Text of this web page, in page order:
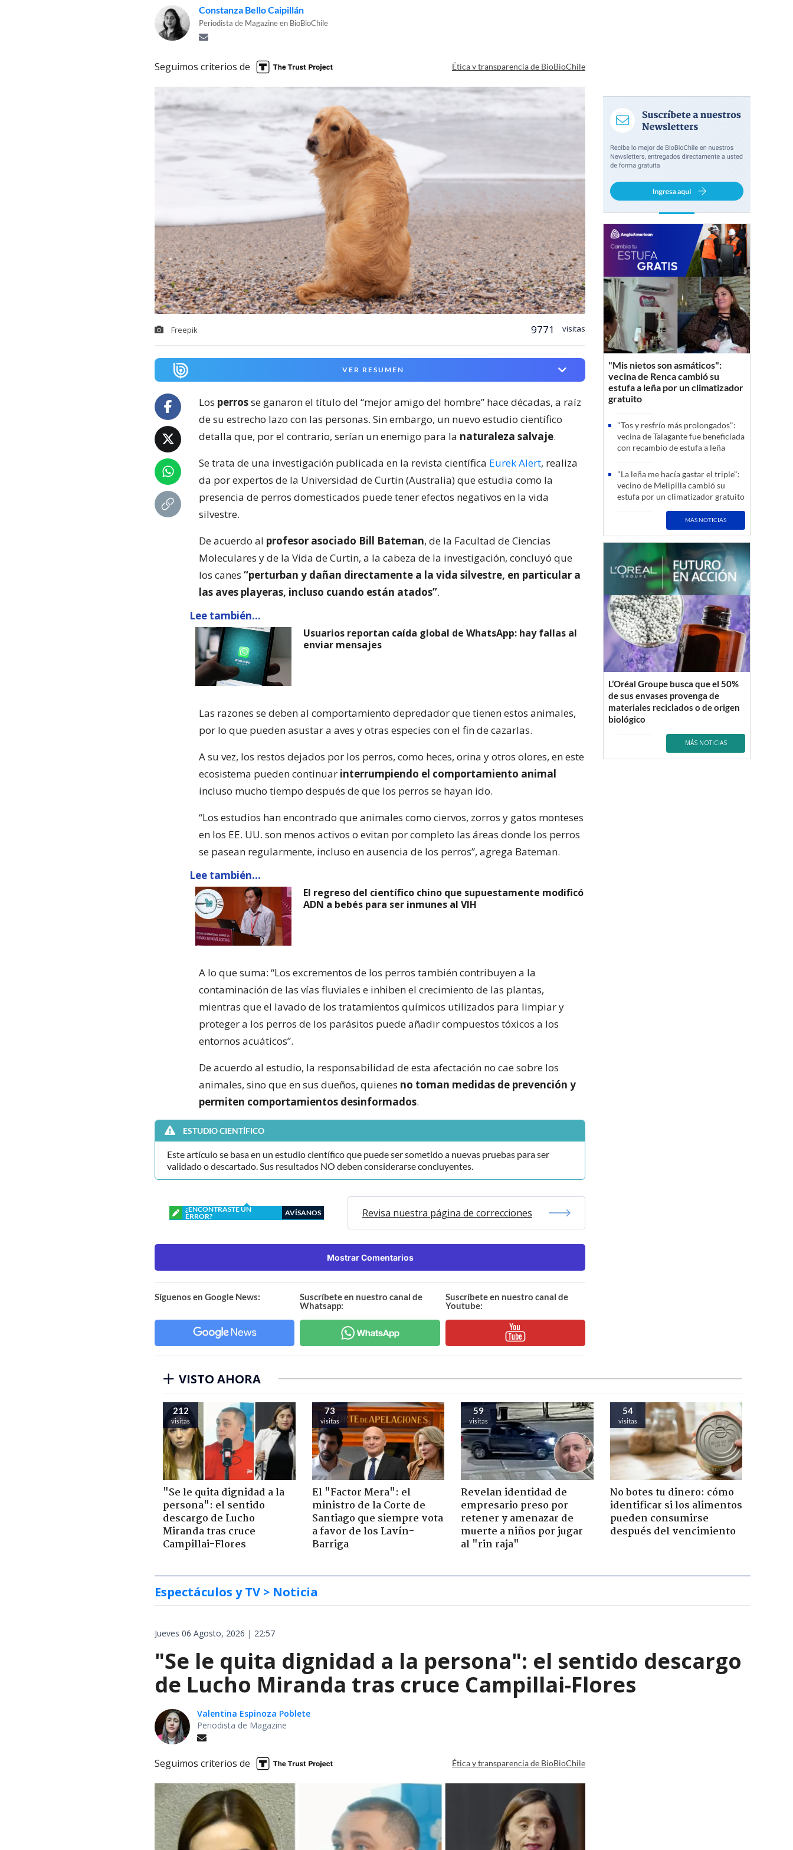
Constanza Bello Caipillán
Periodista de Magazine en BioBioChile
Seguimos criterios de Ética y transparencia de BioBioChile
Freepik 9771 visitas
VER RESUMEN
Los perrosse ganaron el título del “mejor amigo del hombre” hace décadas, a raíz
de su estrecho lazo con las personas. Sin embargo, un nuevo estudio científico
detalla que, por el contrario, serían un enemigo para la naturaleza salvaje.
Se trata de una investigación publicada en la revista científica Eurek Alert, realiza
da por expertos de la Universidad de Curtin (Australia) que estudia como la
presencia de perros domesticados puede tener efectos negativos en la vida
silvestre.
De acuerdo al profesor asociado Bill Bateman, de la Facultad de Ciencias
Moleculares y de la Vida de Curtin, a la cabeza de la investigación, concluyó que
los canes “perturban y dañan directamente a la vida silvestre, en particular a
las aves playeras, incluso cuando están atados”.
Lee también...
Usuarios reportan caída global de WhatsApp: hay fallas al
enviar mensajes
Las razones se deben al comportamiento depredador que tienen estos animales,
por lo que pueden asustar a aves y otras especies con el fin de cazarlas.
A su vez, los restos dejados por los perros, como heces, orina y otros olores, en este
ecosistema pueden continuar interrumpiendo el comportamiento animal
incluso mucho tiempo después de que los perros se hayan ido.
“Los estudios han encontrado que animales como ciervos, zorros y gatos monteses
en los EE. UU. son menos activos o evitan por completo las áreas donde los perros
se pasean regularmente, incluso en ausencia de los perros”, agrega Bateman.
Lee también...
El regreso del científico chino que supuestamente modificó
ADN a bebés para ser inmunes al VIH
A lo que suma: “Los excrementos de los perros también contribuyen a la
contaminación de las vías fluviales e inhiben el crecimiento de las plantas,
mientras que el lavado de los tratamientos químicos utilizados para limpiar y
proteger a los perros de los parásitos puede añadir compuestos tóxicos a los
entornos acuáticos”.
De acuerdo al estudio, la responsabilidad de esta afectación no cae sobre los
animales, sino que en sus dueños, quienes no toman medidas de prevención y
permiten comportamientos desinformados.
ESTUDIO CIENTÍFICO
Este artículo se basa en un estudio científico que puede ser sometido a nuevas pruebas para ser
validado o descartado. Sus resultados NO deben considerarse concluyentes.
¿ENCONTRASTE UN
ERROR?
AVÍSANOS Revisa nuestra página de correcciones
Mostrar Comentarios
Síguenos en Google News:
Suscríbete en nuestro canal de
Whatsapp:
Suscríbete en nuestro canal de
Youtube:
"Mis nietos son asmáticos":
vecina de Renca cambió su
estufa a leña por un climatizador
gratuito
"Tos y resfrío más prolongados":
vecina de Talagante fue beneficiada
con recambio de estufa a leña
"La leña me hacía gastar el triple":
vecino de Melipilla cambió su
estufa por un climatizador gratuito
MÁS NOTICIAS
L’Oréal Groupe busca que el 50%
de sus envases provenga de
materiales reciclados o de origen
biológico
MÁS NOTICIAS
VISTO AHORA
212
visitas
"Se le quita dignidad a la
persona": el sentido
descargo de Lucho
Miranda tras cruce
Campillai-Flores
73
visitas
El "Factor Mera": el
ministro de la Corte de
Santiago que siempre vota
a favor de los Lavín-
Barriga
59
visitas
Revelan identidad de
empresario preso por
retener y amenazar de
muerte a niños por jugar
al "rin raja"
54
visitas
No botes tu dinero: cómo
identificar si los alimentos
pueden consumirse
después del vencimiento
Espectáculos y TV > Noticia
Jueves 06 Agosto, 2026 | 22:57
"Se le quita dignidad a la persona": el sentido descargo
de Lucho Miranda tras cruce Campillai-Flores
Valentina Espinoza Poblete
Periodista de Magazine
Seguimos criterios de Ética y transparencia de BioBioChile